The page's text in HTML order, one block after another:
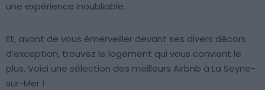
une expérience inoubliable.
Et, avant de vous émerveiller devant ses divers décors
d’exception, trouvez le logement qui vous convient le
plus. Voici une sélection des meilleurs Airbnb à La Seyne-
sur-Mer !